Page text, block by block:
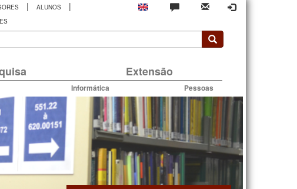
| ALUNOS |
Extensão
Informática Pessoas